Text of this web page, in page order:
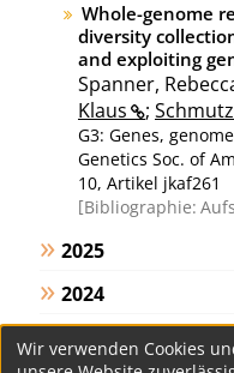
Whole-genome
diversity
and exploiting
Spanner,
Klaus
;
G3: Genes,
Genetics Soc. of
10, Artikel jkaf261
Bibliographie:
2025
2024
Wir verwenden Cookies